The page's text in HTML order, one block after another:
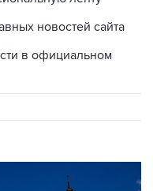
новостей сайта
в официальном